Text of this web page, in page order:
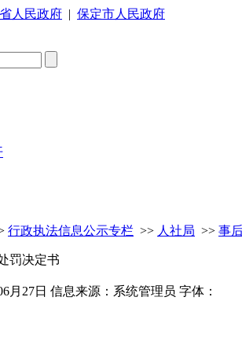
人民政府 | 保定市人民政府
行政执法信息公示专栏 >> 人社局 >> 事
罚决定书
月27日 信息来源：系统管理员 字体：